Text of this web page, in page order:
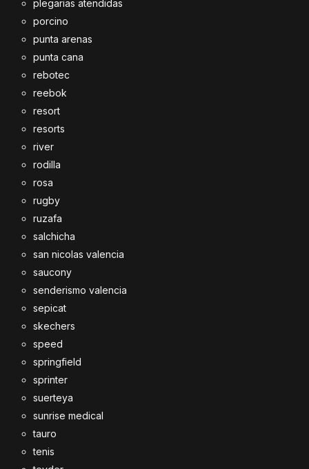
plegarias atendidas
porcino
punta arenas
punta cana
rebotec
reebok
resort
resorts
river
rodilla
rosa
rugby
ruzafa
salchicha
san nicolas valencia
saucony
senderismo valencia
sepicat
skechers
speed
springfield
sprinter
suerteya
sunrise medical
tauro
tenis